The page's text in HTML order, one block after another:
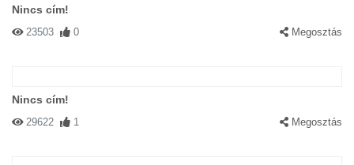
Nincs cím!
23503 0 Megosztás
Nincs cím!
29622 1 Megosztás